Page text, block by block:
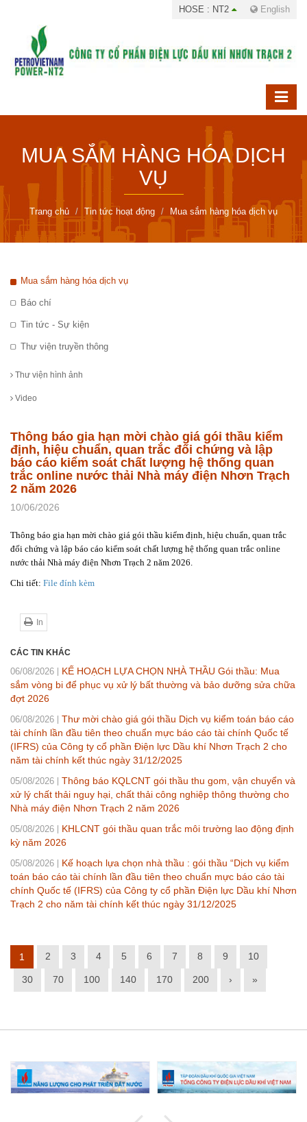
HOSE : NT2 English
MUA SẮM HÀNG HÓA DỊCH
VỤ
Trang chủ Tin tức hoạt động Mua sắm hàng hóa dịch vụ
Mua sắm hàng hóa dịch vụ
Báo chí
Tin tức - Sự kiện
Thư viện truyền thông
Thư viện hình ảnh
Video
Thông báo gia hạn mời chào giá gói thầu kiểm
định, hiệu chuẩn, quan trắc đối chứng và lập
báo cáo kiểm soát chất lượng hệ thống quan
trắc online nước thải Nhà máy điện Nhơn Trạch
2 năm 2026
10/06/2026
Thông báo gia hạn mời chào giá gói thầu kiểm định, hiệu chuẩn, quan trắc
đối chứng và lập báo cáo kiểm soát chất lượng hệ thống quan trắc online
nước thải Nhà máy điện Nhơn Trạch 2 năm 2026.
Chi tiết: File đính kèm
In
CÁC TIN KHÁC
06/08/2026
KẾ HOẠCH LỰA CHỌN NHÀ THẦU Gói thầu: Mua
sắm vòng bi để phục vụ xử lý bất thường và bảo dưỡng sửa chữa
đợt 2026
06/08/2026
Thư mời chào giá gói thầu Dịch vụ kiểm toán báo cáo
tài chính lần đầu tiên theo chuẩn mực báo cáo tài chính Quốc tế
(IFRS) của Công ty cổ phần Điện lực Dầu khí Nhơn Trạch 2 cho
năm tài chính kết thúc ngày 31/12/2025
05/08/2026
Thông báo KQLCNT gói thầu thu gom, vận chuyển và
xử lý chất thải nguy hại, chất thải công nghiệp thông thường cho
Nhà máy điện Nhơn Trạch 2 năm 2026
05/08/2026
KHLCNT gói thầu quan trắc môi trường lao động định
kỳ năm 2026
05/08/2026
Kế hoạch lựa chọn nhà thầu : gói thầu “Dịch vụ kiểm
toán báo cáo tài chính lần đầu tiên theo chuẩn mực báo cáo tài
chính Quốc tế (IFRS) của Công ty cổ phần Điện lực Dầu khí Nhơn
Trạch 2 cho năm tài chính kết thúc ngày 31/12/2025
1 2 3 4 5 6 7 8 9 10
30 70 100 140 170 200 › »